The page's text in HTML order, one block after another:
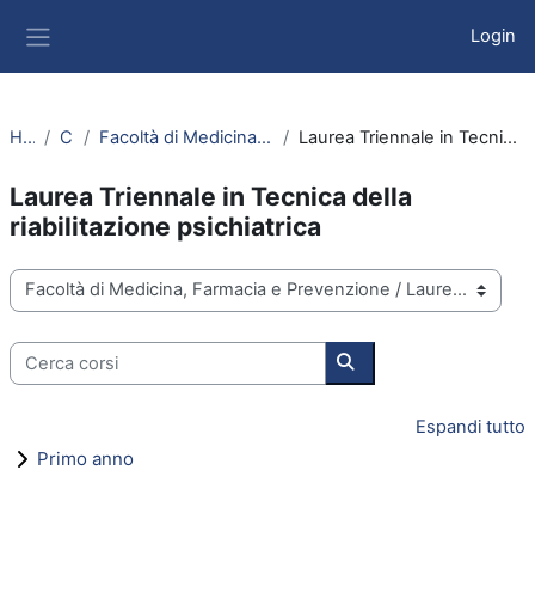
Login
Home Corsi Facoltà di Medicina, Farmacia e Prevenzione Laurea Triennale in Tecnica della riabilitazione psichiatrica
Laurea Triennale in Tecnica della
riabilitazione psichiatrica
Categorie di corso
Cerca corsi
Cerca corsi
Espandi tutto
Primo anno